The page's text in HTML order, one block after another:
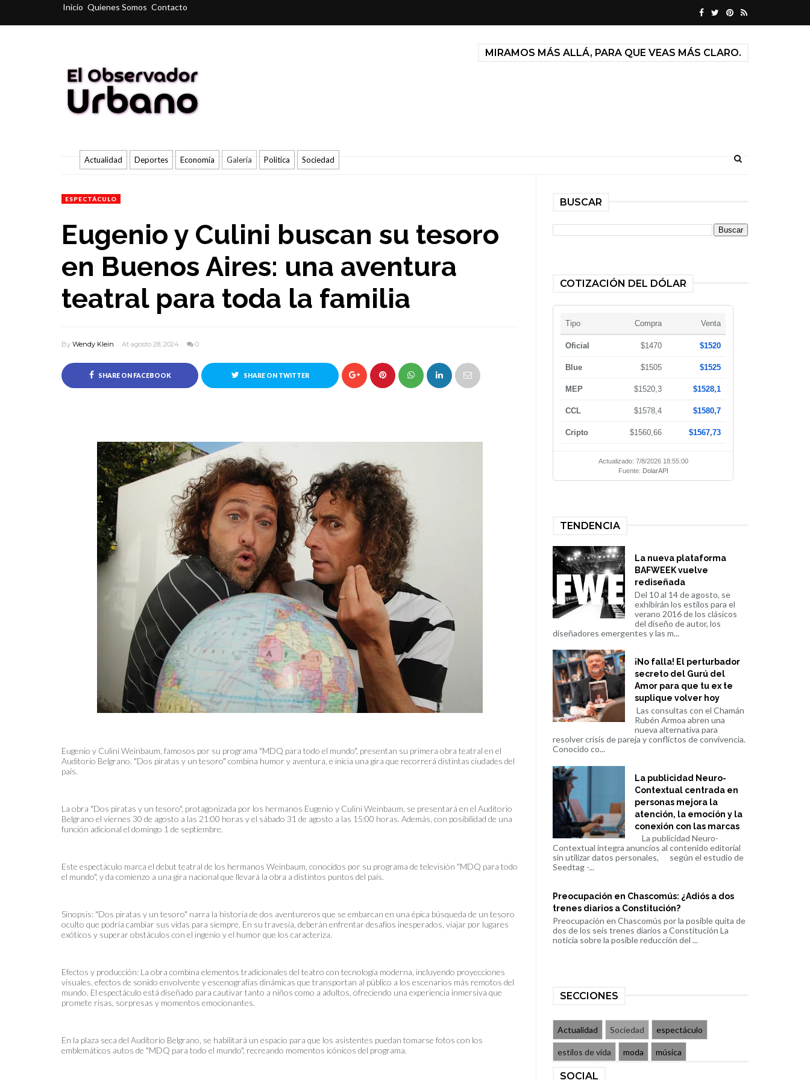
Inicio Quienes Somos Contacto
MIRAMOS MÁS ALLÁ, PARA QUE VEAS MÁS CLARO.
Actualidad Deportes Economía Galería Politica Sociedad
ESPECTÁCULO
Eugenio y Culini buscan su tesoro
en Buenos Aires: una aventura
teatral para toda la familia
By Wendy Klein At agosto 28, 2024 0
SHARE ON FACEBOOK SHARE ON TWITTER
Eugenio y Culini Weinbaum, famosos por su programa "MDQ para todo el mundo", presentan su primera obra teatral en el
Auditorio Belgrano. "Dos piratas y un tesoro" combina humor y aventura, e inicia una gira que recorrerá distintas ciudades del
país.
La obra "Dos piratas y un tesoro", protagonizada por los hermanos Eugenio y Culini Weinbaum, se presentará en el Auditorio
Belgrano el viernes 30 de agosto a las 21:00 horas y el sábado 31 de agosto a las 15:00 horas. Además, con posibilidad de una
función adicional el domingo 1 de septiembre.
Este espectáculo marca el debut teatral de los hermanos Weinbaum, conocidos por su programa de televisión "MDQ para todo
el mundo", y da comienzo a una gira nacional que llevará la obra a distintos puntos del país.
Sinopsis: "Dos piratas y un tesoro" narra la historia de dos aventureros que se embarcan en una épica búsqueda de un tesoro
oculto que podría cambiar sus vidas para siempre. En su travesía, deberán enfrentar desafíos inesperados, viajar por lugares
exóticos y superar obstáculos con el ingenio y el humor que los caracteriza.
Efectos y producción: La obra combina elementos tradicionales del teatro con tecnología moderna, incluyendo proyecciones
visuales, efectos de sonido envolvente y escenografías dinámicas que transportan al público a los escenarios más remotos del
mundo. El espectáculo está diseñado para cautivar tanto a niños como a adultos, ofreciendo una experiencia inmersiva que
promete risas, sorpresas y momentos emocionantes.
En la plaza seca del Auditorio Belgrano, se habilitará un espacio para que los asistentes puedan tomarse fotos con los
emblemáticos autos de "MDQ para todo el mundo", recreando momentos icónicos del programa.
BUSCAR
COTIZACIÓN DEL DÓLAR
Tipo Compra Venta
Oficial $1470 $1520
Blue $1505 $1525
MEP $1520,3 $1528,1
CCL $1578,4 $1580,7
Cripto $1560,66 $1567,73
Actualizado: 7/8/2026 18:55:00
Fuente: DolarAPI
TENDENCIA
La nueva plataforma
BAFWEEK vuelve
rediseñada
Del 10 al 14 de agosto, se
exhibirán los estilos para el
verano 2016 de los clásicos
del diseño de autor, los
diseñadores emergentes y las m...
¡No falla! El perturbador
secreto del Gurú del
Amor para que tu ex te
suplique volver hoy
Las consultas con el Chamán
Rubén Armoa abren una
nueva alternativa para
resolver crisis de pareja y conflictos de convivencia.
Conocido co...
La publicidad Neuro-
Contextual centrada en
personas mejora la
atención, la emoción y la
conexión con las marcas
La publicidad Neuro-
Contextual integra anuncios al contenido editorial
sin utilizar datos personales, según el estudio de
Seedtag -...
Preocupación en Chascomús: ¿Adiós a dos
trenes diarios a Constitución?
Preocupación en Chascomús por la posible quita de
dos de los seis trenes diarios a Constitución La
noticia sobre la posible reducción del ...
SECCIONES
Actualidad Sociedad espectáculo
estilos de vida moda música
SOCIAL